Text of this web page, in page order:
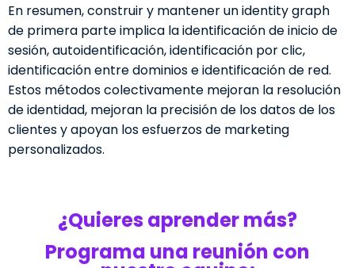
En resumen, construir y mantener un identity graph
de primera parte implica la identificación de inicio de
sesión, autoidentificación, identificación por clic,
identificación entre dominios e identificación de red.
Estos métodos colectivamente mejoran la resolución
de identidad, mejoran la precisión de los datos de los
clientes y apoyan los esfuerzos de marketing
personalizados.
¿Quieres aprender más?
Programa una reunión con